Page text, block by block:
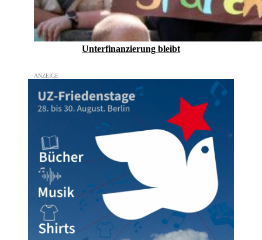
Unterfinanzierung bleibt